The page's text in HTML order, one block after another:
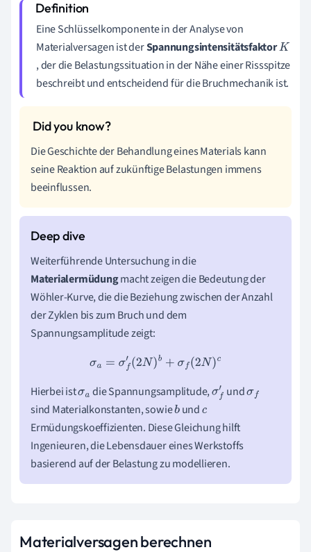
Eine Schlüsselkomponente in der Analyse von
Materialversagen ist derSpannungsintensitätsfaktorK
, der die Belastungssituation in der Nähe einer Rissspitze
beschreibt und entscheidend für die Bruchmechanik ist.
Die Geschichte der Behandlung eines Materials kann
seine Reaktion auf zukünftige Belastungen immens
beeinflussen.
Weiterführende Untersuchung in die
Materialermüdungmacht zeigen die Bedeutung der
Wöhler-Kurve, die die Beziehung zwischen der Anzahl
der Zyklen bis zum Bruch und dem
Spannungsamplitude zeigt:
σ a=σf′(2N)b +σ f(2N)c
Hierbei istσadie Spannungsamplitude,σf′ undσf
sind Materialkonstanten, sowiebundc
Ermüdungskoeffizienten. Diese Gleichung hilft
Ingenieuren, die Lebensdauer eines Werkstoffs
basierend auf der Belastung zu modellieren.
Materialversagen berechnen